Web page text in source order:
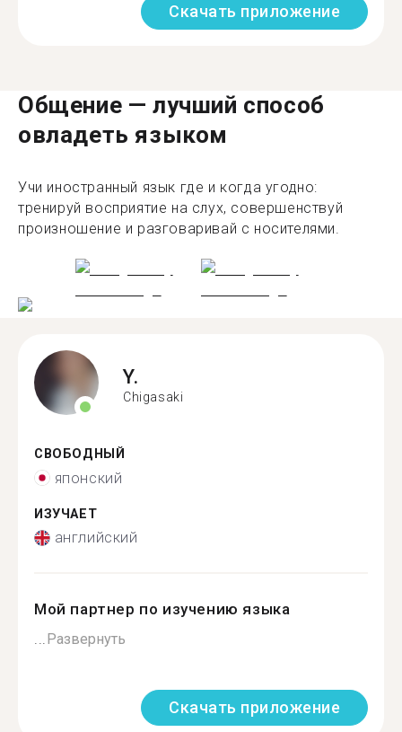
Скачать приложение
Общение — лучший способ
овладеть языком
Учи иностранный язык где и когда угодно:
тренируй восприятие на слух, совершенствуй
произношение и разговаривай с носителями.
Y.
Chigasaki
СВОБОДНЫЙ
японский
ИЗУЧАЕТ
английский
Мой партнер по изучению языка
...Развернуть
Скачать приложение